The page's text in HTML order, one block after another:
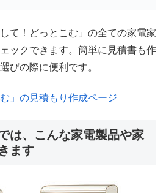
て！どっとこむ」の全ての家電家
ックできます。簡単に見積書も作
びの際に便利です。
」の見積もり作成ページ
は、こんな家電製品や家
ます